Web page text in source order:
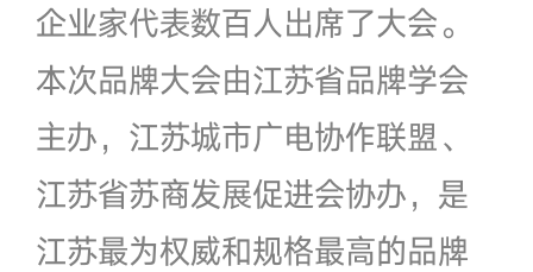
企业家代表数百人出席了大会。
本次品牌大会由江苏省品牌学会
主办，江苏城市广电协作联盟、
江苏省苏商发展促进会协办，是
江苏最为权威和规格最高的品牌